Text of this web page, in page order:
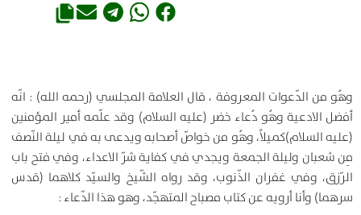
وهُو من الدّعوات المعروفة ، قال العلامة المجلسي (رحمه الله) : انّه
أفضل الادعية وهُو دُعاء خضر (عليه السلام) وقد علّمه أمير المؤمنين
(عليه السلام)كميلاً، وهُو من خواصّ أصحابه ويدعى به في ليلة النّصف
مِن شعبان وليلة الجمعة ويجدي في كفاية شرّ الاعداء، وفي فتح باب
الرّزق، وفي غفران الذّنوب، وقد رواه الشّيخ والسيّد كلاهما (قدس
سرهما) وأنا أرويه عن كتاب مصباح المتهجّد، وهو هذا الدّعاء :